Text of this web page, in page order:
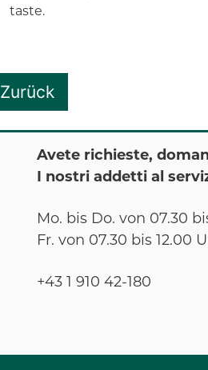
taste.
Zurück
Avete richieste,
I nostri addetti al
Mo. bis Do. von 07.30
Fr. von 07.30 bis 12.00
+43 1 910 42-180